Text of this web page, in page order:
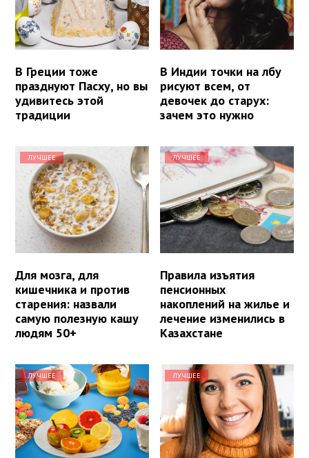
В Греции тоже
празднуют Пасху, но вы
удивитесь этой
традиции
В Индии точки на лбу
рисуют всем, от
девочек до старух:
зачем это нужно
ЛУЧШЕЕ
Для мозга, для
кишечника и против
старения: назвали
самую полезную кашу
людям 50+
ЛУЧШЕЕ
Правила изъятия
пенсионных
накоплений на жилье и
лечение изменились в
Казахстане
ЛУЧШЕЕ ЛУЧШЕЕ